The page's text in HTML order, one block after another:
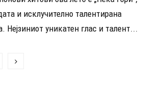
и исклучително талентирана
Нејзиниот уникатен глас и талент...